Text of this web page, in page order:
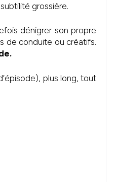
grossière.
dénigrer son propre
de conduite ou créatifs.
plus long, tout